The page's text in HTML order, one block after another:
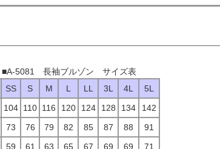
■A-5081 長袖ブルゾン サイズ表
SS
S M L LL 3L 4L
5L
104 110 116 120 124 128 134
142
73 76 79 82 85 87 88
91
59 61 63 65 67 69 69 71